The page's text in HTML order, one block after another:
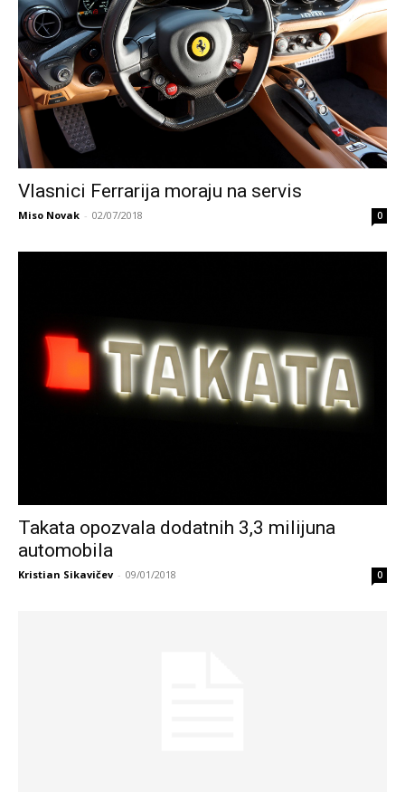
Vlasnici Ferrarija moraju na servis
Miso Novak - 02/07/2018 0
Takata opozvala dodatnih 3,3 milijuna
automobila
Kristian Sikavičev - 09/01/2018 0